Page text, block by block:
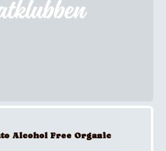
Alcohol Free Organic